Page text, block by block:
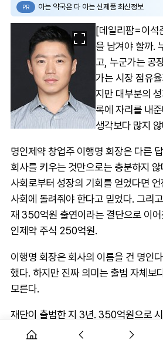
PR 아는 약국은 다 아는 신제품 최신정보
[데일리팜=이석
을 남겨야 할까.
고, 누군가는 공
가는 시장 점유
지만 대부분의
록에 자리를 내
생각보다 많지
명인제약 창업주 이행명 회장은 다른
회사를 키우는 것만으로는 충분하지 않
사회로부터 성장의 기회를 얻었다면 언
사회에 돌려줘야 한다고 믿었다. 그리
재 350억원 출연이라는 결단으로 이
인제약 주식 250억원.
이행명 회장은 회사의 이름을 건 명인
했다. 하지만 진짜 의미는 출범 자체보
모른다.
재단이 출범한 지 3년. 350억원으로
억원이 넘는 규모의 장학재단으로 성